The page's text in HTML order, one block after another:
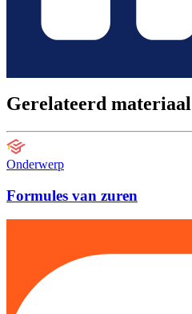
Gerelateerd materiaal
Onderwerp
Formules van zuren